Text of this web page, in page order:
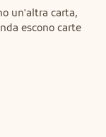
un'altra carta,
escono carte